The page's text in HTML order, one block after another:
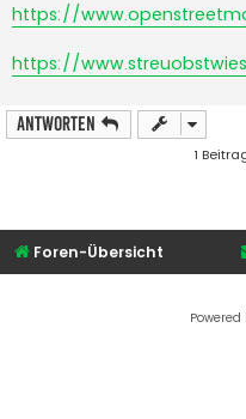
https://
https://
Antworten
1
Foren-Übersicht
Powered